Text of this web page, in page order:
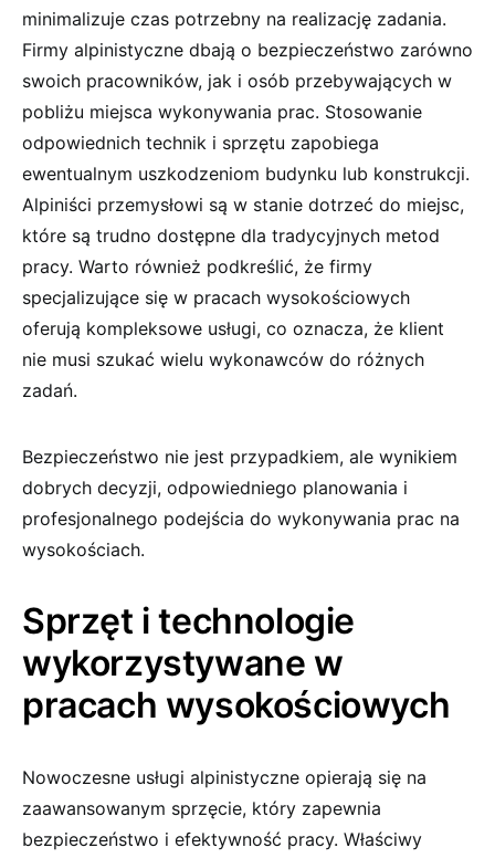
minimalizuje czas potrzebny na realizację zadania.
Firmy alpinistyczne dbają o bezpieczeństwo zarówno
swoich pracowników, jak i osób przebywających w
pobliżu miejsca wykonywania prac. Stosowanie
odpowiednich technik i sprzętu zapobiega
ewentualnym uszkodzeniom budynku lub konstrukcji.
Alpiniści przemysłowi są w stanie dotrzeć do miejsc,
które są trudno dostępne dla tradycyjnych metod
pracy. Warto również podkreślić, że firmy
specjalizujące się w pracach wysokościowych
oferują kompleksowe usługi, co oznacza, że klient
nie musi szukać wielu wykonawców do różnych
zadań.
Bezpieczeństwo nie jest przypadkiem, ale wynikiem
dobrych decyzji, odpowiedniego planowania i
profesjonalnego podejścia do wykonywania prac na
wysokościach.
Sprzęt i technologie
wykorzystywane w
pracach wysokościowych
Nowoczesne usługi alpinistyczne opierają się na
zaawansowanym sprzęcie, który zapewnia
bezpieczeństwo i efektywność pracy. Właściwy